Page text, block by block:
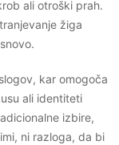
ali otroški prah.
žiga
kar omogoča
ali identiteti
izbire,
ni razloga, da bi